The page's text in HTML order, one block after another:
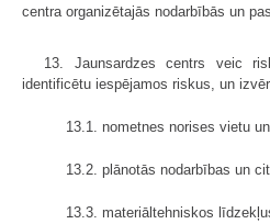
centra organizētajās nodarbībās un
13. Jaunsardzes centrs veic
identificētu iespējamos riskus, un
13.1. nometnes norises vietu
13.2. plānotās nodarbības un
13.3. materiāltehniskos